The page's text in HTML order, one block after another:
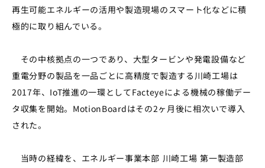
再生可能エネルギーの活用や製造現場のスマート化などに積
極的に取り組んでいる。
その中核拠点の一つであり、大型タービンや発電設備など
重電分野の製品を一品ごとに高精度で製造する川崎工場は
2017年、IoT推進の一環としてFacteyeによる機械の稼働デー
タ収集を開始。MotionBoardはその2ヶ月後に相次いで導入
された。
当時の経緯を、エネルギー事業本部 川崎工場 第一製造部